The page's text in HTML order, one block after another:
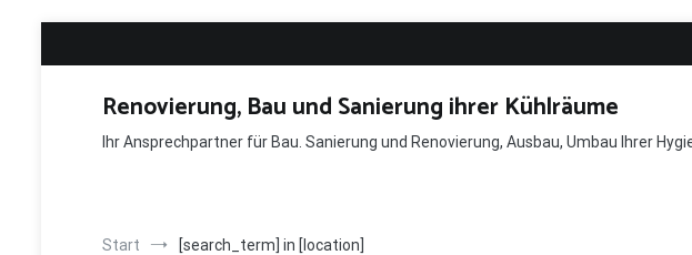
Renovierung, Bau und Sanierung ihrer Kühlräume
Ihr Ansprechpartner für Bau. Sanierung und Renovierung, Ausbau, Umbau Ihrer
Start [search_term] in [location]